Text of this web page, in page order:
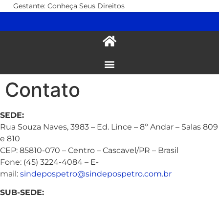
Gestante: Conheça Seus Direitos
Contato
SEDE:
Rua Souza Naves, 3983 – Ed. Lince – 8º Andar – Salas 809
e 810
CEP: 85810-070 – Centro – Cascavel/PR – Brasil
Fone: (45) 3224-4084 – E-
mail: sindepospetro@sindepospetro.com.br
SUB-SEDE: